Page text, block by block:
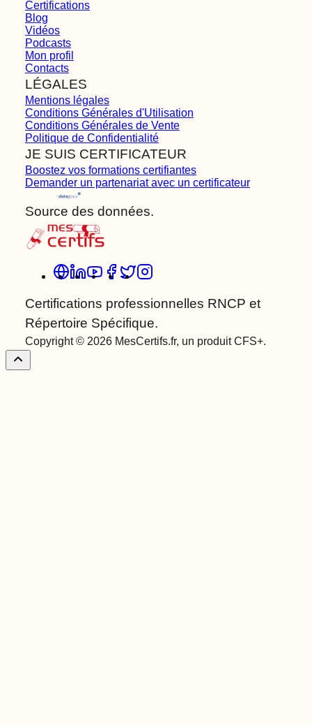
Certifications
Blog
Vidéos
Podcasts
Mon profil
Contacts
LÉGALES
Mentions légales
Conditions Générales d'Utilisation
Conditions Générales de Vente
Politique de Confidentialité
JE SUIS CERTIFICATEUR
Boostez vos formations certifiantes
Demander un partenariat avec un certificateur
Source des données.
Certifications professionnelles RNCP et
Répertoire Spécifique.
Copyright © 2026 MesCertifs.fr, un produit CFS+.